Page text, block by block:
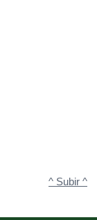
^ Subir ^